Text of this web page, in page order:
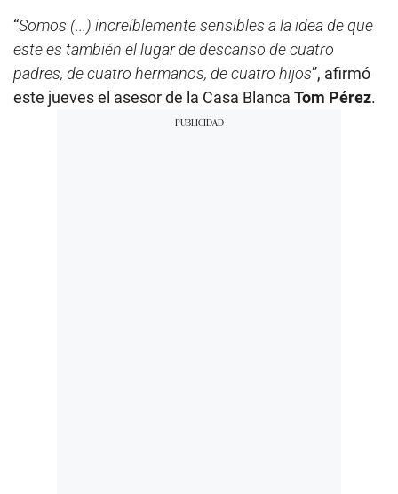
“Somos (...) increíblemente sensibles a la idea de que
este es también el lugar de descanso de cuatro
padres, de cuatro hermanos, de cuatro hijos”, afirmó
este jueves el asesor de la Casa Blanca Tom Pérez.